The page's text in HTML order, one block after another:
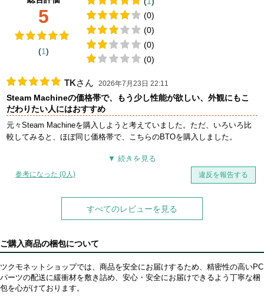
5
(1)
(0)
(0)
(0)
(0)
TKさん 2026年7月23日 22:11
Steam Machineの価格帯で、もう少し性能が欲しい、外観にもこ
だわりたい人にはおすすめ
元々Steam Machineを購入しようと考えていました。ただ、いろいろ比
較してみると、ほぼ同じ価格帯で、こちらのBTOを購入しました。
・CPU：AMD 7500F GPU：RTX 5060
Steam Machineに近いスペック（もっと上？）だと思います。フルHDで
「黒神話悟空」をプレイするには特に問題なく動いています。
・メモリは16GBの1枚構成で（Steam Machineと同じ）、必要であれば
将来的にもう1枚追加して、デュアルチャネルにできるのもよいと思いま
・SSDは1TBでした。
Steam Machineは500GBでは少し足りず、2TBでは価格が上がりすぎる
と感じていたので、個人的には1TBがちょうどよい容量でした。
参考になった (0人) 違反を報告する
すべてのレビューを見る
ご購入商品の梱包について
ツクモネットショップでは、商品を安全にお届けするため、精密性の高いPC
パーツの配送に緩衝材を敷き詰め、安心・安全にお届けできるよう丁寧な梱
包を心がけております。